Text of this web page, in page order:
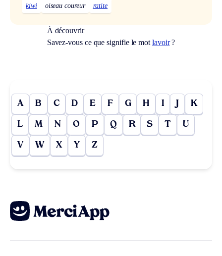
kiwi oiseau coureur ratite
À découvrir
Savez-vous ce que signifie le mot lavoir?
A B C D E F G H I J K
L M N O P Q R S T U
V W X Y Z